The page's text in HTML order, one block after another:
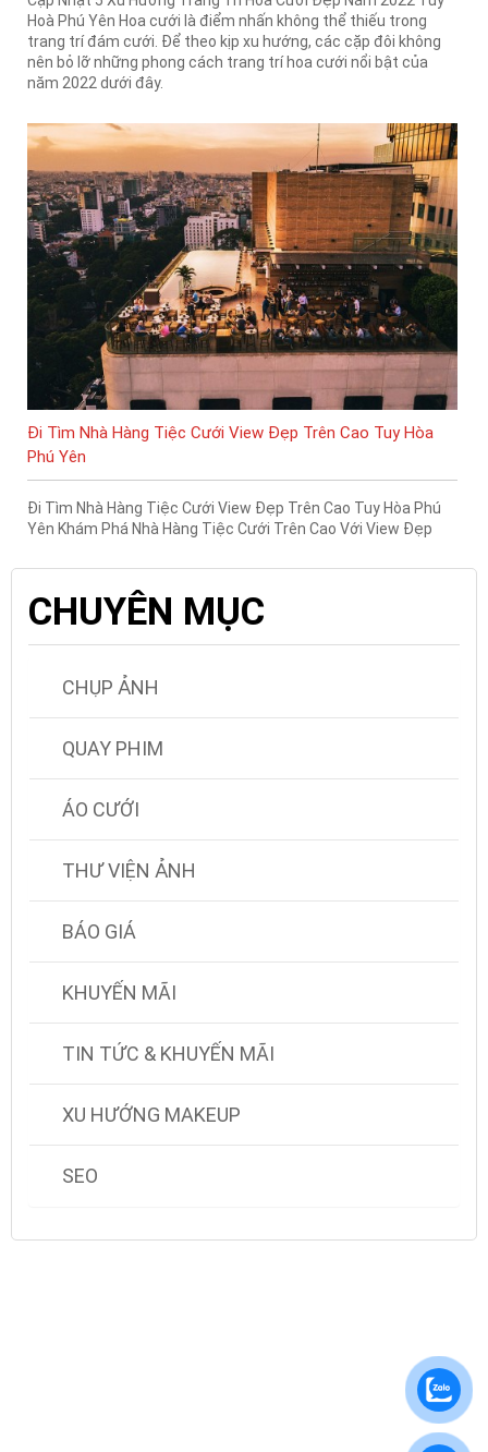
Hoà Phú Yên Hoa cưới là điểm nhấn không thể thiếu trong
trang trí đám cưới. Để theo kịp xu hướng, các cặp đôi không
nên bỏ lỡ những phong cách trang trí hoa cưới nổi bật của
năm 2022 dưới đây.
Đi Tìm Nhà Hàng Tiệc Cưới View Đẹp Trên Cao Tuy Hòa
Phú Yên
Đi Tìm Nhà Hàng Tiệc Cưới View Đẹp Trên Cao Tuy Hòa Phú
Yên Khám Phá Nhà Hàng Tiệc Cưới Trên Cao Với View Đẹp
CHUYÊN MỤC
CHỤP ẢNH
QUAY PHIM
ÁO CƯỚI
THƯ VIỆN ẢNH
BÁO GIÁ
KHUYẾN MÃI
TIN TỨC & KHUYẾN MÃI
XU HƯỚNG MAKEUP
SEO